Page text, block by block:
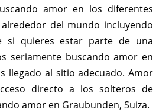
amor en los diferentes
del mundo incluyendo
si quieres estar parte de una
seriamente buscando amor en
llegado al sitio adecuado. Amor
directo a los solteros de
amor en Graubunden, Suiza.